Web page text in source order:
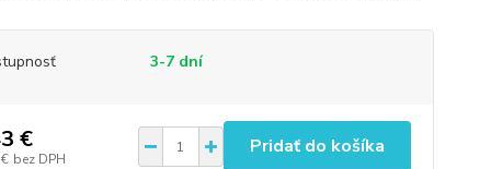
3-7 dní
€
bez DPH
Pridať do košíka